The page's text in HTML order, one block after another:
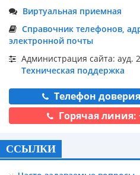
Виртуальная приемная
Справочник телефонов,
электронной почты
Администрация сайта: ауд.
Техническая поддержка
Телефон
Горячая линия:
ССЫЛКИ